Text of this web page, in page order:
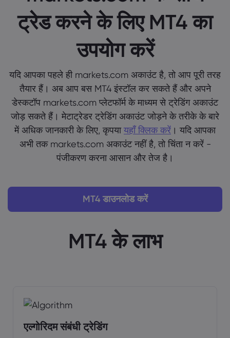
ट्रेड करने के लिए MT4 का
उपयोग करें
यदि आपका पहले ही markets.com अकाउंट है, तो आप पूरी तरह
तैयार हैं। अब आप बस MT4 इंस्टॉल कर सकते हैं और अपने
डेस्कटॉप markets.com प्लेटफॉर्म के माध्यम से ट्रेडिंग अकाउंट
जोड़ सकते हैं। मेटाट्रेडर ट्रेडिंग अकाउंट जोड़ने के तरीके के बारे
में अधिक जानकारी के लिए, कृपयायहाँ क्लिक करें । यदि आपका
अभी तक markets.com अकाउंट नहीं है, तो चिंता न करें -
पंजीकरण करना आसान और तेज है।
MT4 डाउनलोड करें
MT4 के लाभ
एल्गोरिदम संबंधी ट्रेडिंग